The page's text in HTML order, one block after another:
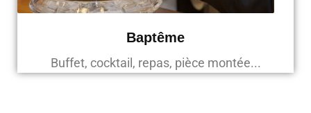
Baptême
Buffet, cocktail, repas, pièce montée...